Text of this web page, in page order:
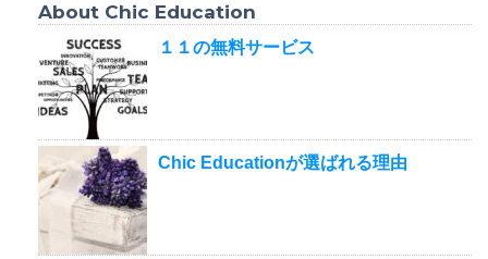
About Chic Education
１１の無料サービス
Chic Educationが選ばれる理由